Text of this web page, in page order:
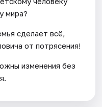
мира?
сделает всё,
от потрясения!
изменения без